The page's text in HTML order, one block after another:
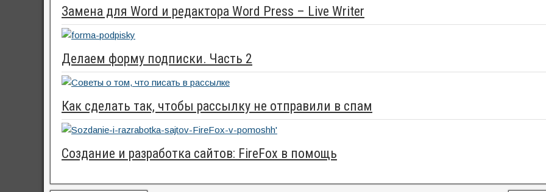
Замена для Word и редактора Word Press – Live Writer
Делаем форму подписки. Часть 2
Как сделать так, чтобы рассылку не отправили в спам
Создание и разработка сайтов: FireFox в помощь